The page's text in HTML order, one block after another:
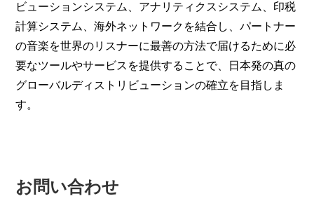
ビューションシステム、アナリティクスシステム、印税
計算システム、海外ネットワークを結合し、パートナー
の音楽を世界のリスナーに最善の方法で届けるために必
要なツールやサービスを提供することで、日本発の真の
グローバルディストリビューションの確立を目指しま
す。
お問い合わせ